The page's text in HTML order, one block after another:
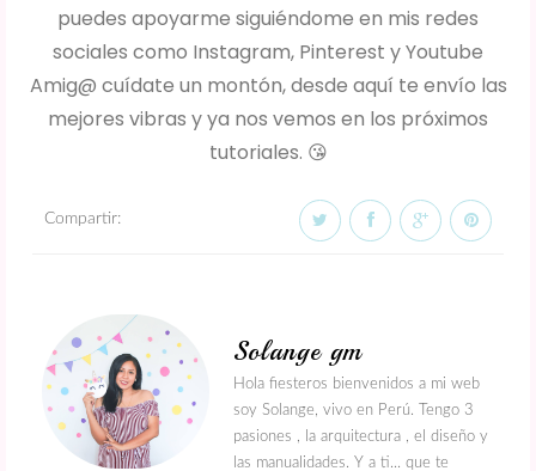
puedes apoyarme siguiéndome en mis redes
sociales como Instagram, Pinterest y Youtube
Amig@ cuídate un montón, desde aquí te envío las
mejores vibras y ya nos vemos en los próximos
tutoriales. 😘
Compartir:
Solange gm
Hola fiesteros bienvenidos a mi web
soy Solange, vivo en Perú. Tengo 3
pasiones , la arquitectura , el diseño y
las manualidades. Y a ti... que te